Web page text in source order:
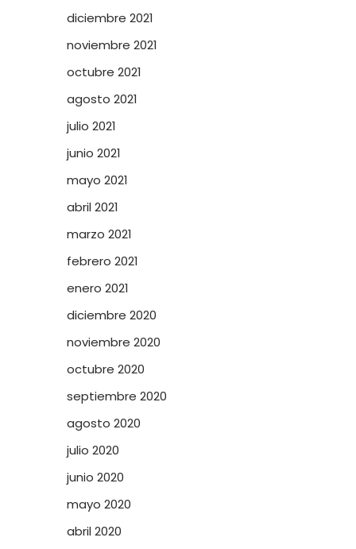
diciembre 2021
noviembre 2021
octubre 2021
agosto 2021
julio 2021
junio 2021
mayo 2021
abril 2021
marzo 2021
febrero 2021
enero 2021
diciembre 2020
noviembre 2020
octubre 2020
septiembre 2020
agosto 2020
julio 2020
junio 2020
mayo 2020
abril 2020